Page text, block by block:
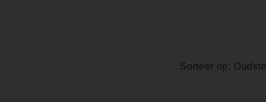
Sorteer op: Oudste